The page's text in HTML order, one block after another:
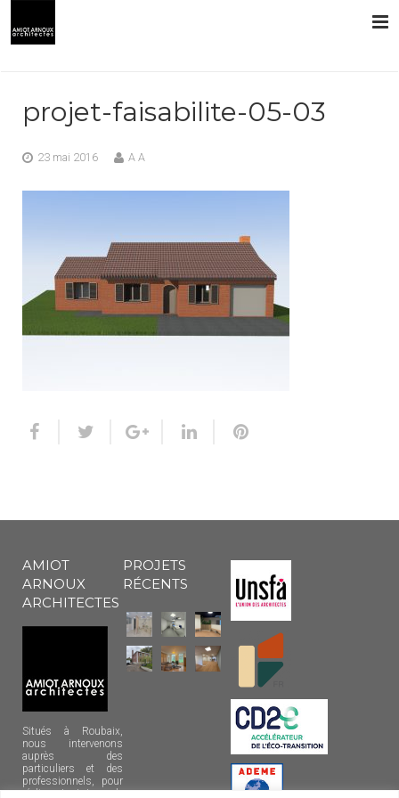
PRESTATIONS
projet-faisabilite-05-03
23 mai 2016 A A
AMIOT
ARNOUX
ARCHITECTES
Situés à Roubaix,
nous intervenons
auprès des
particuliers et des
professionnels, pour
réaliser tout type de
PROJETS
RÉCENTS